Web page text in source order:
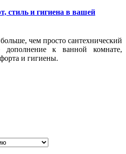
стиль и гигиена в вашей
чем просто сантехнический
дополнение к ванной комнате,
и гигиены.